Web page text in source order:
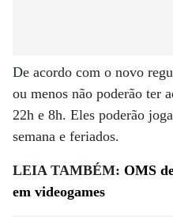
De acordo com o novo
ou menos não poderão ter
22h e 8h. Eles poderão
semana e feriados.
LEIA TAMBÉM: OMS
em videogames